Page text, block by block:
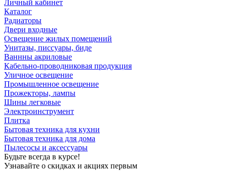
Личный кабинет
Каталог
Радиаторы
Двери входные
Освещение жилых помещений
Унитазы, писсуары, биде
Ваннны акриловые
Кабельно-проводниковая продукция
Уличное освещение
Промышленное освещение
Прожекторы, лампы
Шины легковые
Электроинструмент
Плитка
Бытовая техника для кухни
Бытовая техника для дома
Пылесосы и аксессуары
Будьте всегда в курсе!
Узнавайте о скидках и акциях первым